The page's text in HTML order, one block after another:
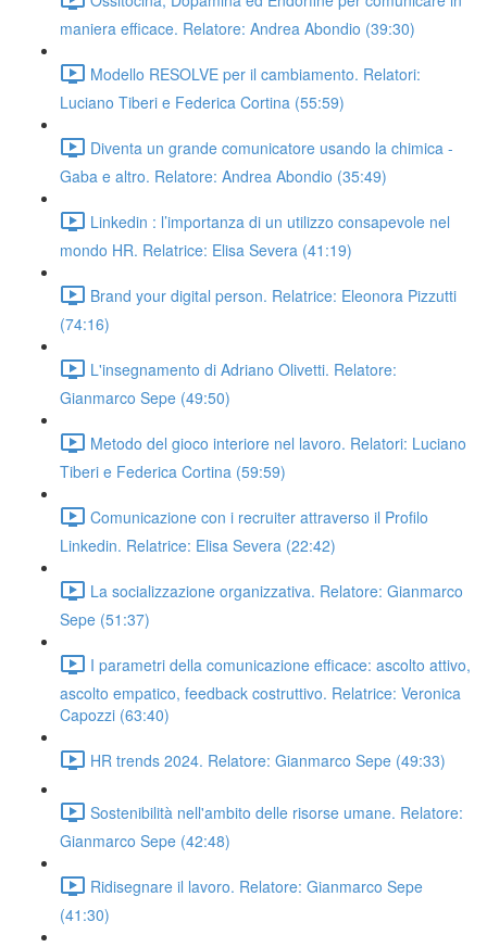
maniera efficace. Relatore: Andrea Abondio (39:30)
Modello RESOLVE per il cambiamento. Relatori:
Luciano Tiberi e Federica Cortina (55:59)
Diventa un grande comunicatore usando la chimica -
Gaba e altro. Relatore: Andrea Abondio (35:49)
Linkedin : l’importanza di un utilizzo consapevole nel
mondo HR. Relatrice: Elisa Severa (41:19)
Brand your digital person. Relatrice: Eleonora Pizzutti
(74:16)
L'insegnamento di Adriano Olivetti. Relatore:
Gianmarco Sepe (49:50)
Metodo del gioco interiore nel lavoro. Relatori: Luciano
Tiberi e Federica Cortina (59:59)
Comunicazione con i recruiter attraverso il Profilo
Linkedin. Relatrice: Elisa Severa (22:42)
La socializzazione organizzativa. Relatore: Gianmarco
Sepe (51:37)
I parametri della comunicazione efficace: ascolto attivo,
ascolto empatico, feedback costruttivo. Relatrice: Veronica
Capozzi (63:40)
HR trends 2024. Relatore: Gianmarco Sepe (49:33)
Sostenibilità nell'ambito delle risorse umane. Relatore:
Gianmarco Sepe (42:48)
Ridisegnare il lavoro. Relatore: Gianmarco Sepe
(41:30)